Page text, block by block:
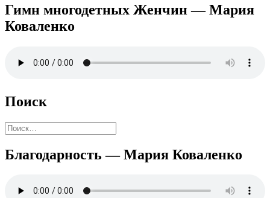
Гимн многодетных Женчин — Мария
Коваленко
Поиск
Найти:
Благодарность — Мария Коваленко